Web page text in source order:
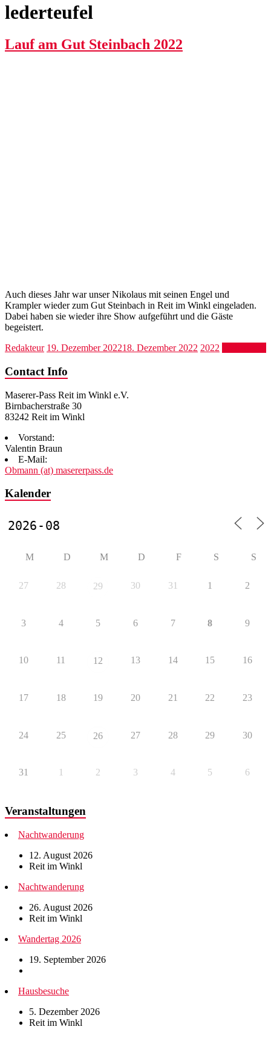
lederteufel
Lauf am Gut Steinbach 2022
Auch dieses Jahr war unser Nikolaus mit seinen Engel und
Krampler wieder zum Gut Steinbach in Reit im Winkl eingeladen.
Dabei haben sie wieder ihre Show aufgeführt und die Gäste
begeistert.
Redakteur 19. Dezember 202218. Dezember 2022 2022
Contact Info
Maserer-Pass Reit im Winkl e.V.
Birnbacherstraße 30
83242 Reit im Winkl
Vorstand:
Valentin Braun
E-Mail:
Obmann (at) masererpass.de
Kalender
M D M D F S S
27 28 29 30 31 1 2
3 4 5 6 7 8 9
10 11 12 13 14 15 16
17 18 19 20 21 22 23
24 25 26 27 28 29 30
31 1 2 3 4 5 6
Veranstaltungen
Nachtwanderung
12. August 2026
Reit im Winkl
Nachtwanderung
26. August 2026
Reit im Winkl
Wandertag 2026
19. September 2026
Hausbesuche
5. Dezember 2026
Reit im Winkl